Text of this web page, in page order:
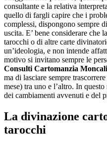
consultante e la relativa
quello di fargli capire che i
complessi, dispongono sempre
uscita. E’ bene considerare che
tarocchi o di altre carte
un’ideologia, e non intende
motivo si invitano sempre le
Consulti Cartomanzia
ma di lasciare sempre
mese) tra uno e l’altro. In
dei cambiamenti avvenuti e del
La divinazione
tarocchi